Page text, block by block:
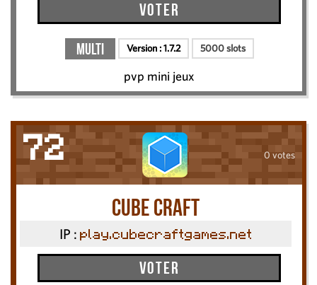
Voter
Multi Version :1.7.2 5000 slots
pvp mini jeux
72 0 votes
cube craft
IP : play.cubecraftgames.net
Voter